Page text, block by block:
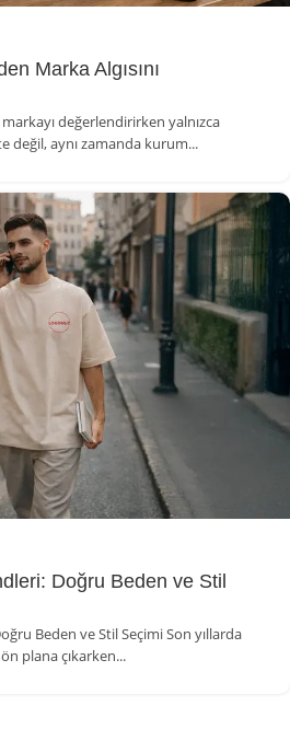
Marka Algısını
değerlendirirken yalnızca
değil, aynı zamanda kurum...
Doğru Beden ve Stil
Beden ve Stil Seçimi Son yıllarda
plana çıkarken...